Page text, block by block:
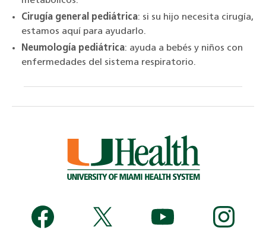
Cirugía general pediátrica: si su hijo necesita cirugía,
estamos aquí para ayudarlo.
Neumología pediátrica: ayuda a bebés y niños con
enfermedades del sistema respiratorio.